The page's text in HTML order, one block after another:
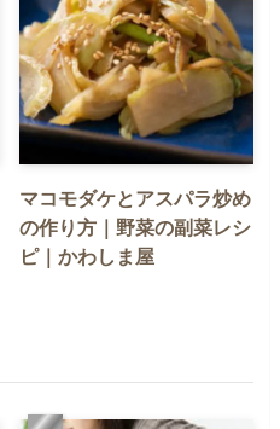
マコモダケとアスパラ炒め
の作り方｜野菜の副菜レシ
ピ｜かわしま屋